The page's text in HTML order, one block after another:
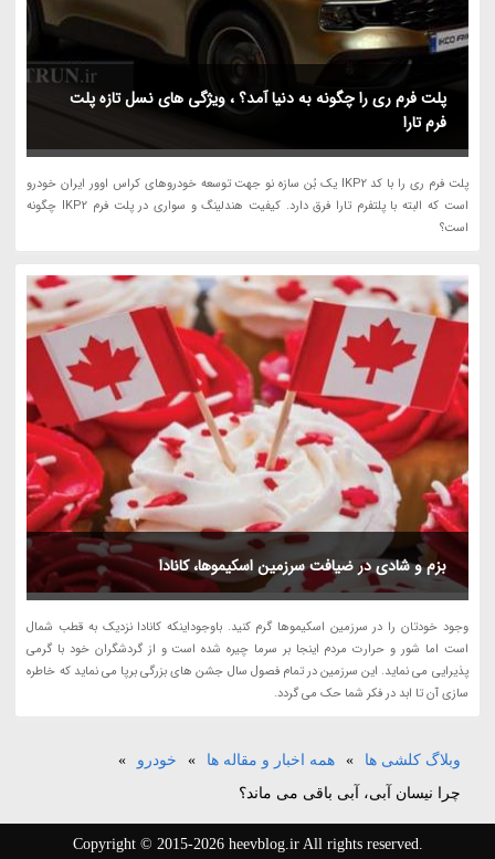
پلت فرم ری را چگونه به دنیا آمد؟ ، ویژگی های نسل تازه پلت
فرم تارا
پلت فرم ری را با کد IKP2 یک بُن سازه نو جهت توسعه خودروهای کراس اوور ایران خودرو
است که البته با پلتفرم تارا فرق دارد. کیفیت هندلینگ و سواری در پلت فرم IKP2 چگونه
است؟
بزم و شادی در ضیافت سرزمین اسکیموها، کانادا
وجود خودتان را در سرزمین اسکیموها گرم کنید. باوجوداینکه کانادا نزدیک به قطب شمال
است اما شور و حرارت مردم اینجا بر سرما چیره شده است و از گردشگران خود با گرمی
پذیرایی می نماید. این سرزمین در تمام فصول سال جشن های بزرگی برپا می نماید که خاطره
سازی آن تا ابد در فکر شما حک می گردد.
وبلاگ کلشی ها » همه اخبار و مقاله ها » خودرو
»
چرا نیسان آبی، آبی باقی می ماند؟
Copyright © 2015-2026 heevblog.ir All rights reserved.